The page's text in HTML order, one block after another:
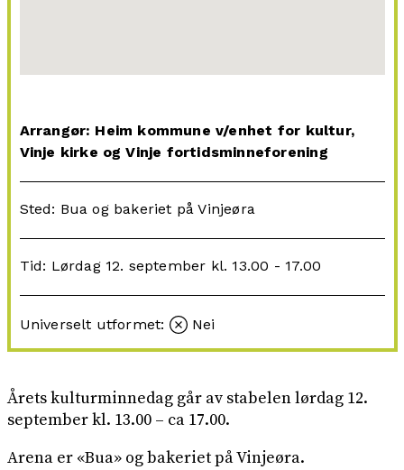
Arrangør: Heim kommune v/enhet for kultur,
Vinje kirke og Vinje fortidsminneforening
Sted: Bua og bakeriet på Vinjeøra
Tid: Lørdag 12. september kl. 13.00 - 17.00
Universelt utformet: Nei
Årets kulturminnedag går av stabelen lørdag 12.
september kl. 13.00 – ca 17.00.
Arena er «Bua» og bakeriet på Vinjeøra.